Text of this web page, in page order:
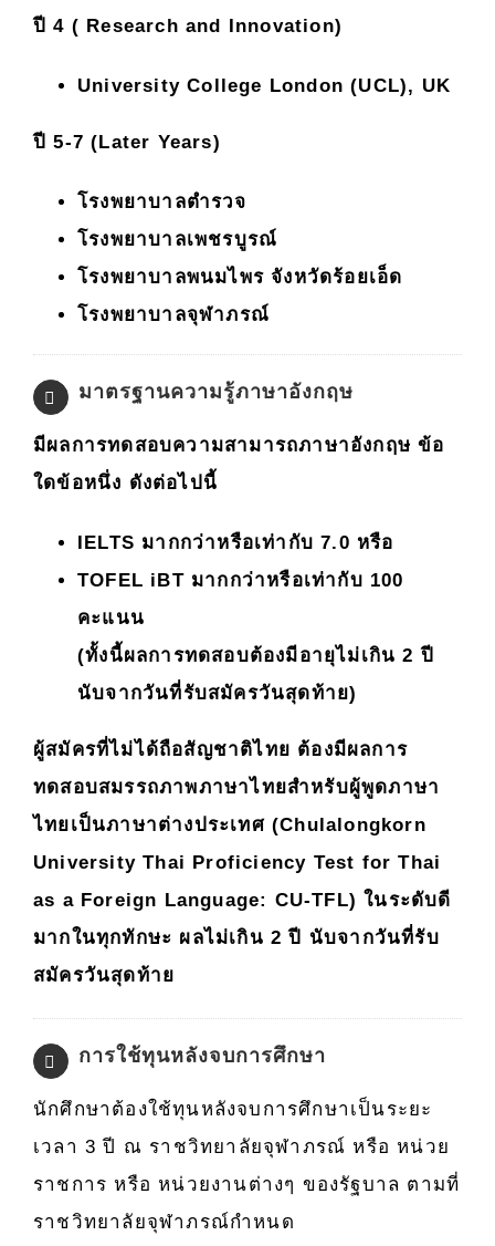
ปี 4 ( Research and Innovation)
University College London (UCL), UK
ปี 5-7 (Later Years)
โรงพยาบาลตำรวจ
โรงพยาบาลเพชรบูรณ์
โรงพยาบาลพนมไพร จังหวัดร้อยเอ็ด
โรงพยาบาลจุฬาภรณ์
มาตรฐานความรู้ภาษาอังกฤษ
มีผลการทดสอบความสามารถภาษาอังกฤษ ข้อ
ใดข้อหนึ่ง ดังต่อไปนี้
IELTS มากกว่าหรือเท่ากับ 7.0 หรือ
TOFEL iBT มากกว่าหรือเท่ากับ 100
คะแนน
(ทั้งนี้ผลการทดสอบต้องมีอายุไม่เกิน 2 ปี
นับจากวันที่รับสมัครวันสุดท้าย)
ผู้สมัครที่ไม่ได้ถือสัญชาติไทย ต้องมีผลการ
ทดสอบสมรรถภาพภาษาไทยสำหรับผู้พูดภาษา
ไทยเป็นภาษาต่างประเทศ (Chulalongkorn
University Thai Proficiency Test for Thai
as a Foreign Language: CU-TFL) ในระดับดี
มากในทุกทักษะ ผลไม่เกิน 2 ปี นับจากวันที่รับ
สมัครวันสุดท้าย
การใช้ทุนหลังจบการศึกษา
นักศึกษาต้องใช้ทุนหลังจบการศึกษาเป็นระยะ
เวลา 3 ปี ณ ราชวิทยาลัยจุฬาภรณ์ หรือ หน่วย
ราชการ หรือ หน่วยงานต่างๆ ของรัฐบาล ตามที่
ราชวิทยาลัยจุฬาภรณ์กำหนด